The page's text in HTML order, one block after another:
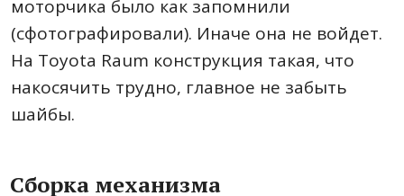
моторчика было как запомнили
(сфотографировали). Иначе она не войдет.
На Toyota Raum конструкция такая, что
накосячить трудно, главное не забыть
шайбы.
Сборка механизма